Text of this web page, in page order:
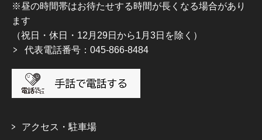
※昼の時間帯はお待たせする時間が長くなる場合があり
ます
（祝日・休日・12月29日から1月3日を除く）
代表電話番号：045-866-8484
アクセス・駐車場